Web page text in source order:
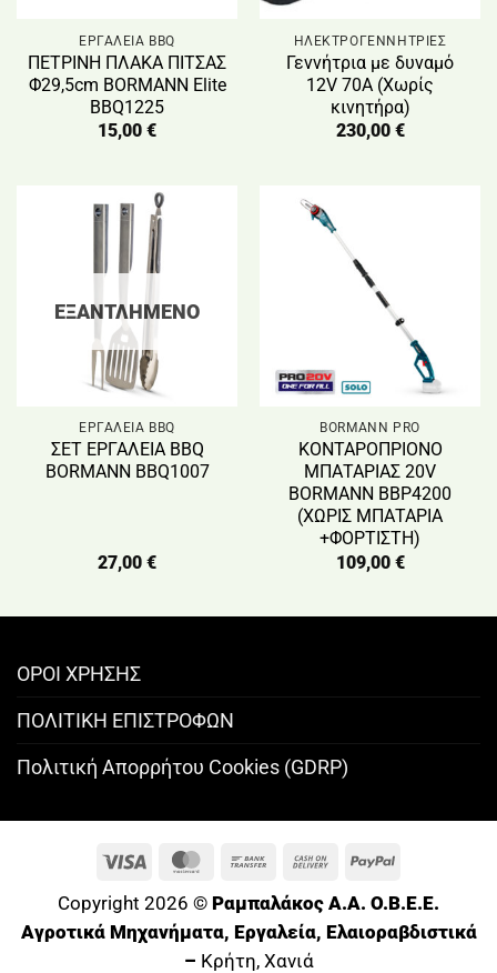
ΕΡΓΑΛΕΙΑ BBQ
ΠΕΤΡΙΝΗ ΠΛΑΚΑ ΠΙΤΣΑΣ
Φ29,5cm BORMANN Elite
BBQ1225
15,00 €
ΗΛΕΚΤΡΟΓΕΝΝΗΤΡΙΕΣ
Γεννήτρια με δυναμό
12V 70Α (Χωρίς
κινητήρα)
230,00 €
ΕΞΑΝΤΛΗΜΈΝΟ
ΕΡΓΑΛΕΙΑ BBQ
ΣΕΤ ΕΡΓΑΛΕΙΑ BBQ
BORMANN BBQ1007
27,00 €
BORMANN PRO
ΚΟΝΤΑΡΟΠΡΙΟΝΟ
ΜΠΑΤΑΡΙΑΣ 20V
BORMANN BBP4200
(ΧΩΡΙΣ ΜΠΑΤΑΡΙΑ
+ΦΟΡΤΙΣΤΗ)
109,00 €
ΟΡΟΙ ΧΡΗΣΗΣ
ΠΟΛΙΤΙΚΗ ΕΠΙΣΤΡΟΦΩΝ
Πολιτική Απορρήτου Cookies (GDRP)
Visa MasterCard
Bank
Cash
PayPal
Copyright 2026 © Ραμπαλάκος A.A. O.B.E.E.
Αγροτικά Μηχανήματα, Εργαλεία, Ελαιοραβδιστικά
– Κρήτη, Χανιά